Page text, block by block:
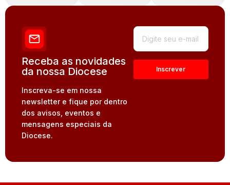
Receba as novidades
da nossa Diocese
Inscreva-se em nossa
newsletter e fique por dentro
dos avisos, eventos e
mensagens especiais da
Diocese.